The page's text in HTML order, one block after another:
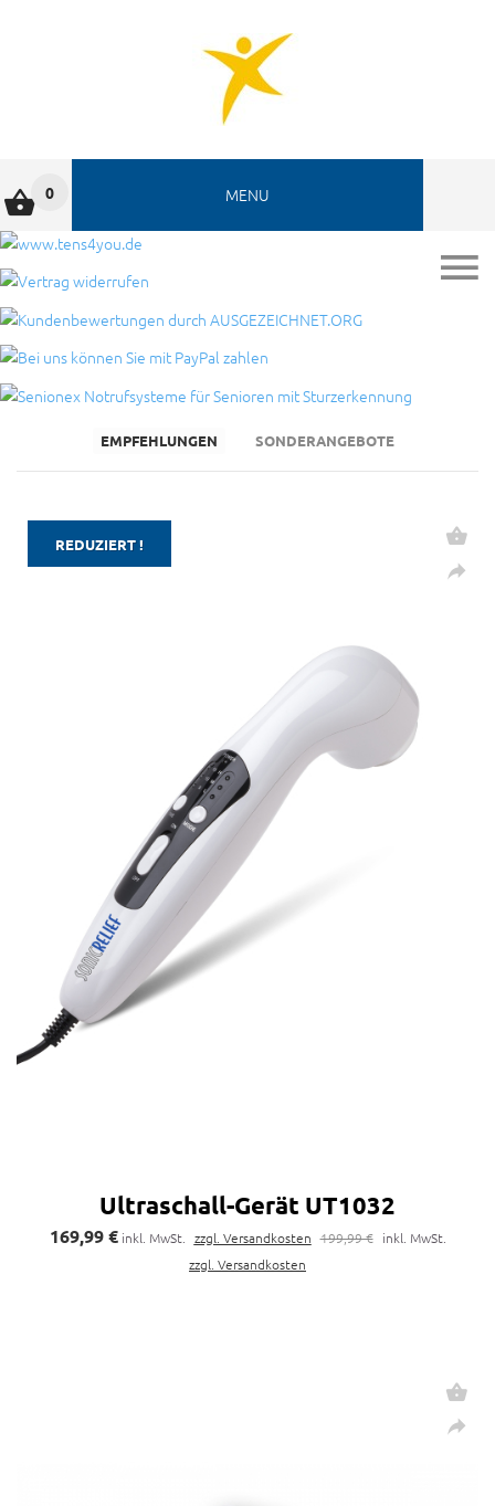
0 MENU
Biofeedback-Therapiegeräte für Elektromyographie (EMG)
und/oder getriggerte Muskelstimulation (ETS)
EMPFEHLUNGEN SONDERANGEBOTE
REDUZIERT !
Ultraschall-Gerät UT1032
169,99 € inkl. MwSt. zzgl. Versandkosten 199,99 € inkl. MwSt.
zzgl. Versandkosten